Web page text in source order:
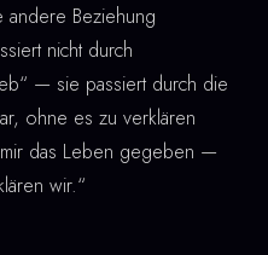
andere Beziehung
nicht durch
— sie passiert durch die
ohne es zu verklären
das Leben gegeben —
wir.“